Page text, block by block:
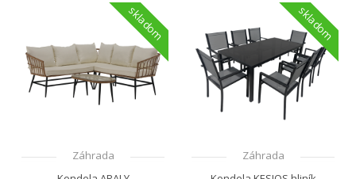
Záhrada
skladom
Záhrada
skladom